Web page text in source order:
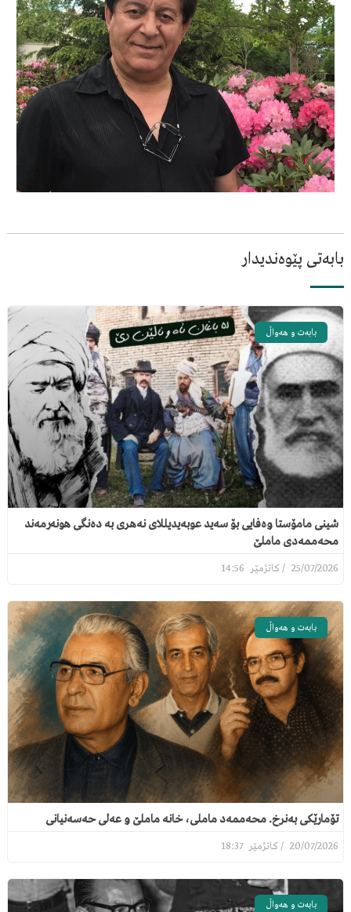
بابەتی پێوەندیدار
بابەت و هەواڵ
شینی مامۆستا وەفایی بۆ سەید عوبەیدیللای نەهری بە دەنگی هونەرمەند
محەممەدی ماملێ
25/07/2026
بابەت و هەواڵ
تۆمارێکی بەنرخ. محەممەد ماملی، خانە ماملێ و عەلی حەسەنیانی
20/07/2026
18:37
بابەت و هەواڵ